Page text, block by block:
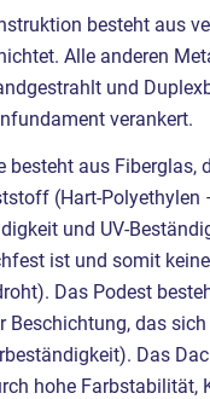
besteht aus
Alle anderen
und
verankert.
besteht aus
(Hart-
und UV-
ist und somit
Das Podest
Beschichtung, das
Das
hohe Farbstabilität,